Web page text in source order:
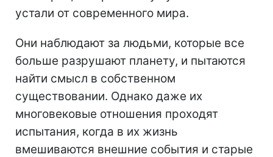
устали от современного мира.
Они наблюдают за людьми, которые все
больше разрушают планету, и пытаются
найти смысл в собственном
существовании. Однако даже их
многовековые отношения проходят
испытания, когда в их жизнь
вмешиваются внешние события и старые